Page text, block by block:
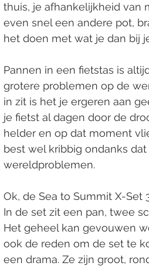
thuis, je afhankelijkheid van
even snel een andere pot,
het doen met wat je dan bij
Pannen in een fietstas is
grotere problemen op de
in zit is het je ergeren aan
je fietst al dagen door de
helder en op dat moment
best wel kribbig ondanks
wereldproblemen.
Ok, de Sea to Summit X-Set
In de set zit een pan, twee
Het geheel kan gevouwen
ook de reden om de set te
een drama. Ze zijn groot,